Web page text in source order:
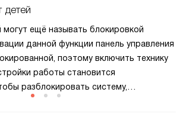
но и помогает сократить
и снизить расход электроэнергии
пищи.
детей
ещё называть блокировкой
данной функции панель управления
поэтому включить технику
работы становится
разблокировать систему,